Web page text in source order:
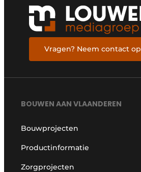
Vragen? Neem contact op
BOUWEN AAN VLAANDEREN
Bouwprojecten
Productinformatie
Zorgprojecten